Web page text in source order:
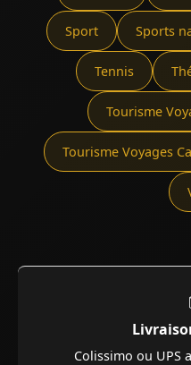
Sport Sports
Tennis
Tourisme
Tourisme Voyages
Colissimo ou UPS